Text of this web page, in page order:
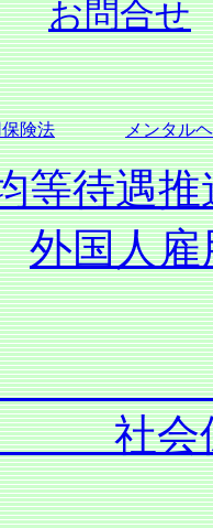
お問合せ
険法 メンタル
等待遇
外国人
務